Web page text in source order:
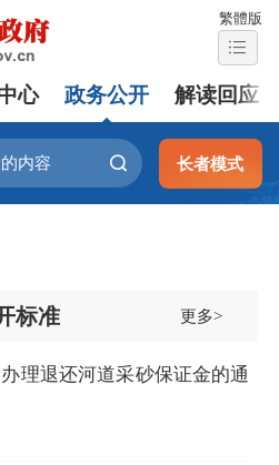
繁體版
心 政务公开 解读回应
长者模式
标准 更多>
理退还河道采砂保证金的通